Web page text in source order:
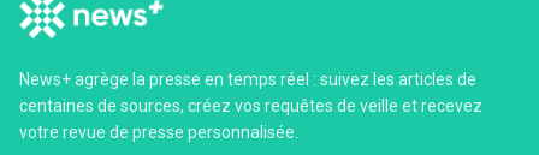
News+ agrège la presse en temps réel : suivez les articles de
centaines de sources, créez vos requêtes de veille et recevez
votre revue de presse personnalisée.